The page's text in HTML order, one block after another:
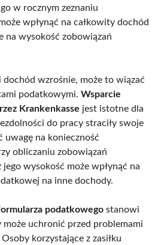
w rocznym zeznaniu
wpłynąć na całkowity dochód
na wysokość zobowiązań
dochód wzrośnie, może to wiązać
podatkowymi. Wsparcie
Krankenkasse jest istotne dla
do pracy straciły swoje
uwagę na konieczność
obliczaniu zobowiązań
wysokość może wpłynąć na
na inne dochody.
podatkowego stanowi
uchronić przed problemami
korzystające z zasiłku